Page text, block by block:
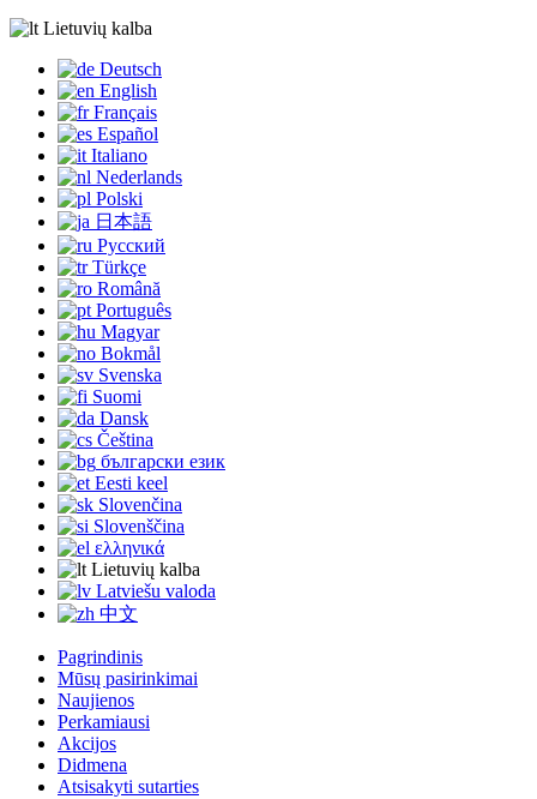
Lietuvių kalba
Deutsch
English
Français
Español
Italiano
Nederlands
Polski
日本語
Русский
Türkçe
Română
Português
Magyar
Bokmål
Svenska
Suomi
Dansk
Čeština
български език
Eesti keel
Slovenčina
Slovenščina
ελληνικά
Lietuvių kalba
Latviešu valoda
中文
Pagrindinis
Mūsų pasirinkimai
Naujienos
Perkamiausi
Akcijos
Didmena
Atsisakyti sutarties